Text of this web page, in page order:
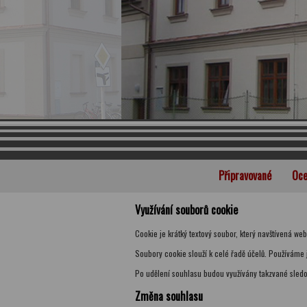
Připravované
Využívání souborů cookie
Cookie je krátký textový soubor, který navštívená
Soubory cookie slouží k celé řadě účelů.
Po udělení souhlasu budou využívány takzvané
Změna souhlasu